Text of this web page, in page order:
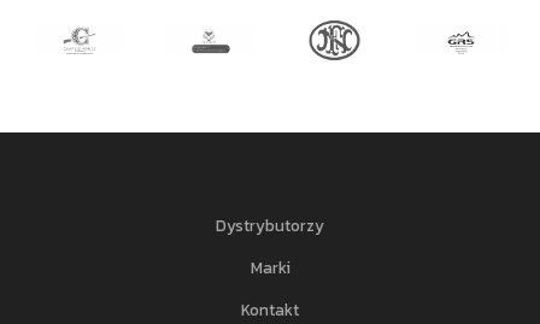
Dystrybutorzy
Marki
Kontakt